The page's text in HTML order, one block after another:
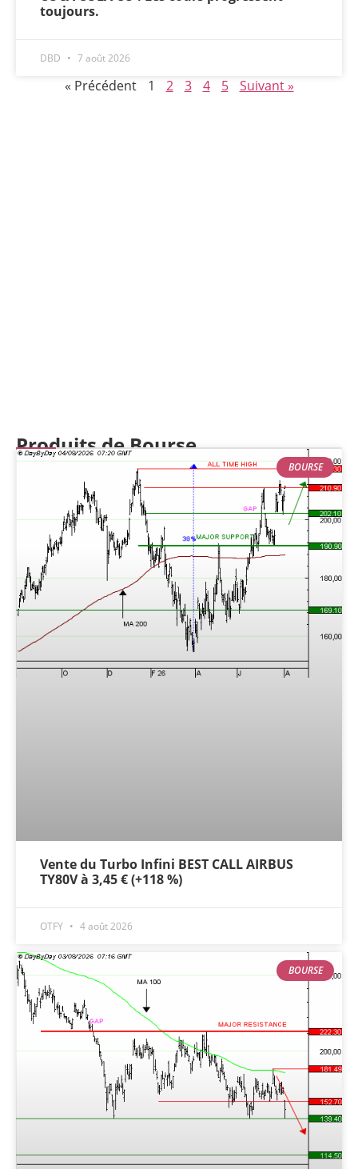
toujours.
DBD 7 août 2026
« Précédent 1 2 3 4 5 Suivant »
Produits de Bourse
BOURSE
Vente du Turbo Infini BEST CALL AIRBUS
TY80V à 3,45 € (+118 %)
OTFY 4 août 2026
BOURSE